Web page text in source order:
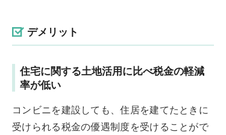
デメリット
住宅に関する土地活用に比べ税金の軽減
率が低い
コンビニを建設しても、住居を建てたときに
受けられる税金の優遇制度を受けることがで